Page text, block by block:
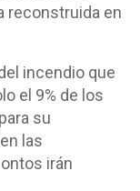
reconstruida en
incendio que
el 9% de los
su
las
irán